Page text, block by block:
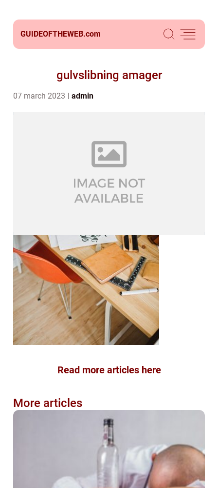
GUIDEOFTHEWEB.com
gulvslibning amager
07 march 2023 admin
Read more articles here
More articles